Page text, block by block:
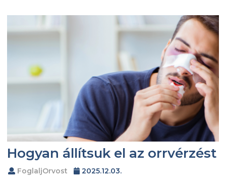
Hogyan állítsuk el az orrvérzést
FoglaljOrvost 2025.12.03.